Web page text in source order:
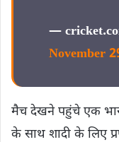
—
November
मैच देखने पहुंचे एक
के साथ शादी के लिए